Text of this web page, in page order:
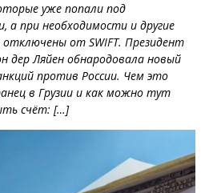
уже попали под
а при необходимости и другие
отключены от SWIFT. Президент
дер Ляйен обнародовала новый
против России. Чем это
в Грузии и как можно тут
счёт: […]